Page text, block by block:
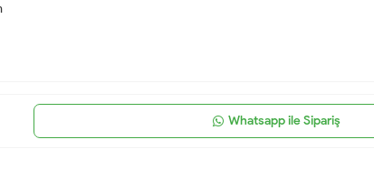
Whatsapp ile Sipariş